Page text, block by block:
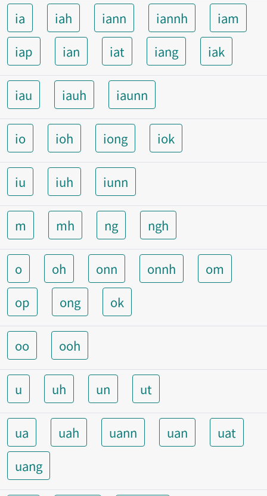
ia iah iann iannh
iam
iap
ian iat iang iak
iau iauh iaunn
io ioh iong iok
iu iuh iunn
m mh ng ngh
o oh onn onnh
om
op
ong ok
oo ooh
u uh un ut
ua uah uann uan
uat
uang